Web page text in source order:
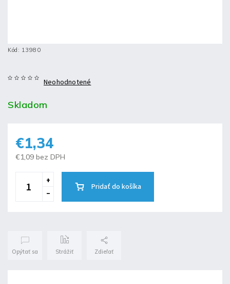
Kód: 13980
Neohodnotené
Skladom
€1,34
€1,09 bez DPH
Pridať do košíka
Opýtať sa Strážiť Zdieľať